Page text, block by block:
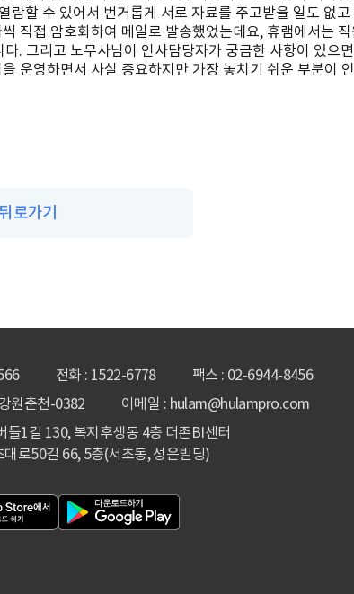
람할 수 있어서 번거롭게 서로 자료를 주고받을 일도 없고
직접 암호화하여 메일로 발송했었는데요, 휴램에서는 직
. 그리고 노무사님이 인사담당자가 궁금한 사항이 있으
운영하면서 사실 중요하지만 가장 놓치기 쉬운 부분이
로가기
전화 : 1522-6778
팩스 : 02-6944-8456
원춘천-0382
이메일 : hulam@hulampro.com
들1길 130, 복지후생동 4층 더존BI센터
로50길 66, 5층(서초동, 성은빌딩)